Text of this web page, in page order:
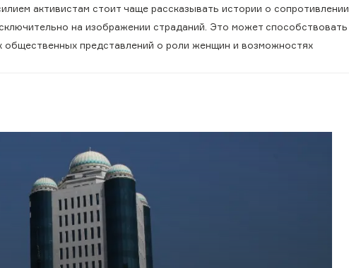
активистам стоит чаще рассказывать истории о сопротивлении,
на изображении страданий. Это может способствовать
представлений о роли женщин и возможностях